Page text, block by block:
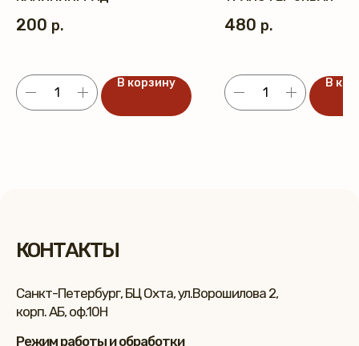
200 р.
В корзину
480 р.
В
Санкт-Петербург, БЦ Охта, ул.Ворошилова 2,
корп. АБ, оф.10Н
Режим работы и обработки
КОНТАКТЫ